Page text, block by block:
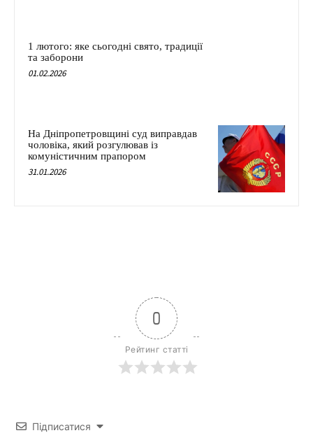
1 лютого: яке сьогодні свято, традиції
та заборони
01.02.2026
На Дніпропетровщині суд виправдав
чоловіка, який розгулював із
комуністичним прапором
31.01.2026
0
Рейтинг статті
Підписатися